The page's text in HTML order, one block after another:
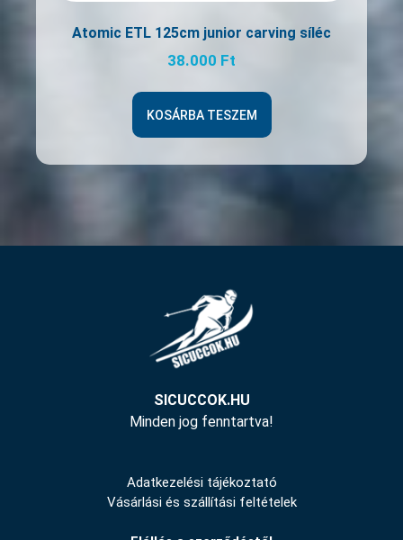
Atomic ETL 125cm junior carving síléc
38.000 Ft
KOSÁRBA TESZEM
SICUCCOK.HU
Minden jog fenntartva!
Adatkezelési tájékoztató
Vásárlási és szállítási feltételek